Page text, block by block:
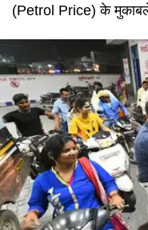
(Petrol Price) के मुकाबले